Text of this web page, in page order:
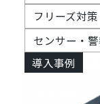
フリーズ対
センサー・
導入事例